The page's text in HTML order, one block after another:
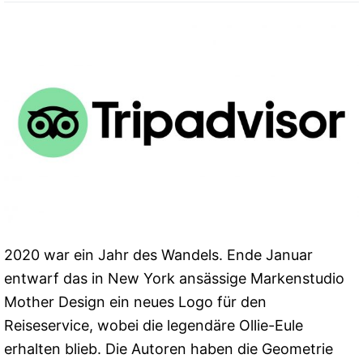
2020 war ein Jahr des Wandels. Ende Januar
entwarf das in New York ansässige Markenstudio
Mother Design ein neues Logo für den
Reiseservice, wobei die legendäre Ollie-Eule
erhalten blieb. Die Autoren haben die Geometrie